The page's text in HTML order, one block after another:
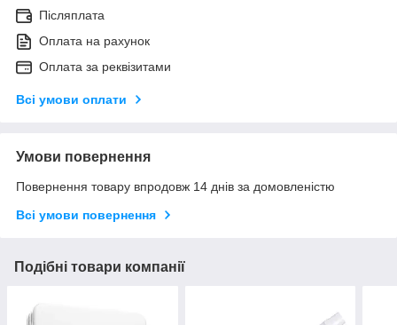
Післяплата
Оплата на рахунок
Оплата за реквізитами
Всі умови оплати
Умови повернення
Повернення товару впродовж 14 днів за домовленістю
Всі умови повернення
Подібні товари компанії